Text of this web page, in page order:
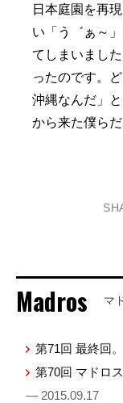
日本庭園を再
い「う゛ぁ～
てしまいまし
ったのです。
沖縄なんだ」
から来た僕ら
Madros マ
第71回 最終回。
第70回 マドロ
— 2015.09.17